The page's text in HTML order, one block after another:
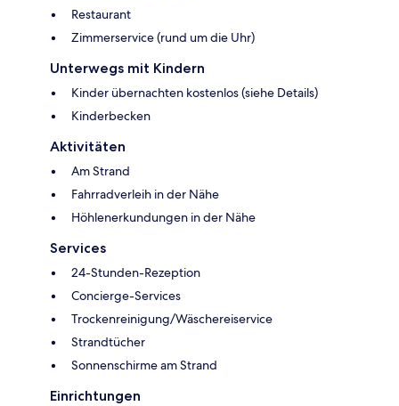
Restaurant
Zimmerservice (rund um die Uhr)
Unterwegs mit Kindern
Kinder übernachten kostenlos (siehe Details)
Kinderbecken
Aktivitäten
Am Strand
Fahrradverleih in der Nähe
Höhlenerkundungen in der Nähe
Services
24-Stunden-Rezeption
Concierge-Services
Trockenreinigung/Wäschereiservice
Strandtücher
Sonnenschirme am Strand
Einrichtungen